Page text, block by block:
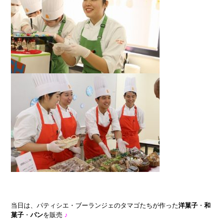
当日は、パティシエ・ブーランジェのタマゴたちが作った洋菓子 ・和
菓子 ・パンを販売 ♪